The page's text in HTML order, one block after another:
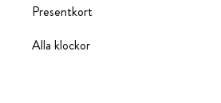
Presentkort
Alla klockor